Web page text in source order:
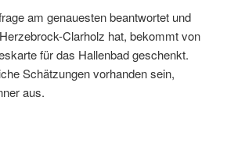
am genauesten beantwortet und
Clarholz hat, bekommt von
für das Hallenbad geschenkt.
Schätzungen vorhanden sein,
aus.